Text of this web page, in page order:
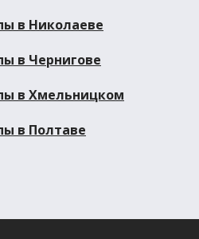
в Николаеве
в Чернигове
в Хмельницком
в Полтаве